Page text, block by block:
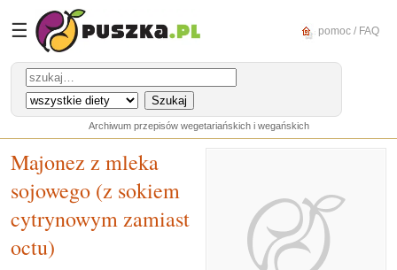
☰ pomoc / FAQ
Archiwum przepisów wegetariańskich i wegańskich
Majonez z mleka
sojowego (z sokiem
cytrynowym zamiast
octu)